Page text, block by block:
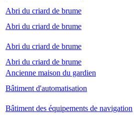
Abri du criard de brume
Abri du criard de brume
Abri du criard de brume
Abri du criard de brume
Ancienne maison du gardien
Bâtiment d'automatisation
Bâtiment des équipements de navigation